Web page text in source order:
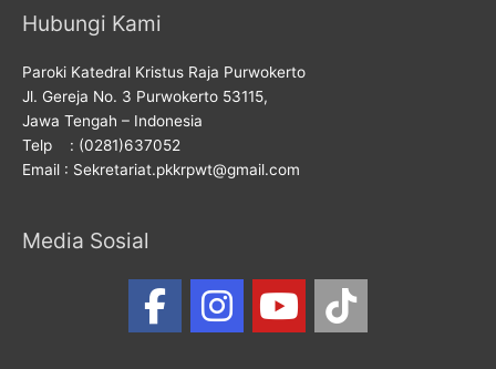
Hubungi Kami
Paroki Katedral Kristus Raja Purwokerto
Jl. Gereja No. 3 Purwokerto 53115,
Jawa Tengah – Indonesia
Telp : (0281)637052
Email : Sekretariat.pkkrpwt@gmail.com
Media Sosial